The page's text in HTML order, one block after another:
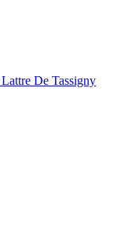
De Tassigny